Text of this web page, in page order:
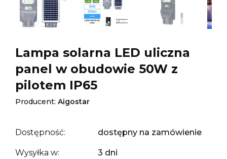
Lampa solarna LED uliczna
panel w obudowie 50W z
pilotem IP65
Producent: Aigostar
Dostępność: dostępny na zamówienie
Wysyłka w: 3 dni